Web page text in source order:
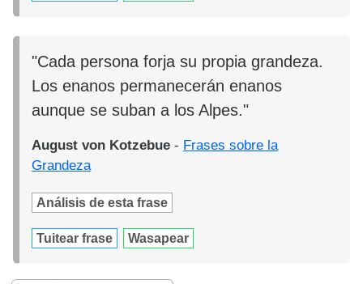
"Cada persona forja su propia grandeza.
Los enanos permanecerán enanos
aunque se suban a los Alpes."
August von Kotzebue - Frases sobre la
Grandeza
Análisis de esta frase
Tuitear frase Wasapear